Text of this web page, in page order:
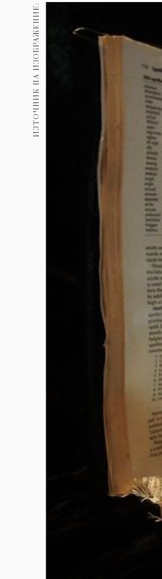
Пътувай
Здраве
Gentlemen
Wellness
ПОСЛЕДВАЙТЕ
ИЗТОЧНИК НА ИЗОБРАЖЕНИЕ: